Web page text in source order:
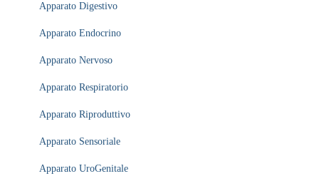
Apparato Digestivo
Apparato Endocrino
Apparato Nervoso
Apparato Respiratorio
Apparato Riproduttivo
Apparato Sensoriale
Apparato UroGenitale